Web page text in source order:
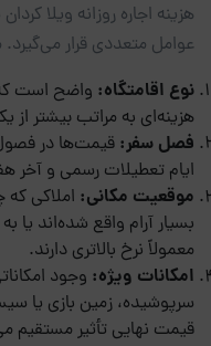
هزینه اجاره روزانه ویلا
عوامل متعددی قرار می‌گیرد.
نوع اقامتگاه: واضح است
هزینه‌ای به مراتب بیشتر
فصل سفر: قیمت‌ها در فصول
ایام تعطیلات رسمی و آخر
موقعیت مکانی: املاکی که
بسیار آرام واقع شده‌اند یا
معمولاً نرخ بالاتری دارند.
امکانات ویژه: وجود
سرپوشیده، زمین بازی یا
قیمت نهایی تأثیر مستقیم